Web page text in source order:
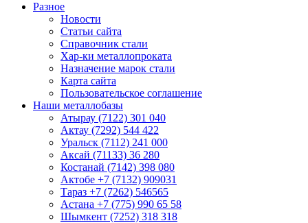
Разное
Новости
Статьи сайта
Справочник стали
Хар-ки металлопроката
Назначение марок стали
Карта сайта
Пользовательское соглашение
Наши металлобазы
Атырау (7122) 301 040
Актау (7292) 544 422
Уральск (7112) 241 000
Аксай (71133) 36 280
Костанай (7142) 398 080
Актобе +7 (7132) 909031
Тараз +7 (7262) 546565
Астана +7 (775) 990 65 58
Шымкент (7252) 318 318